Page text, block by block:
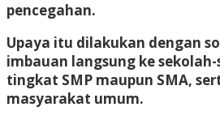
pencegahan.
Upaya itu dilakukan dengan
imbauan langsung ke
tingkat SMP maupun SMA,
masyarakat umum.